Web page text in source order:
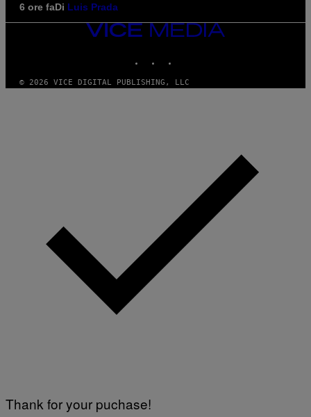
6 ore faDi Luis Prada
VICE
MEDIA
© 2026 VICE DIGITAL PUBLISHING, LLC
Thank for your puchase!